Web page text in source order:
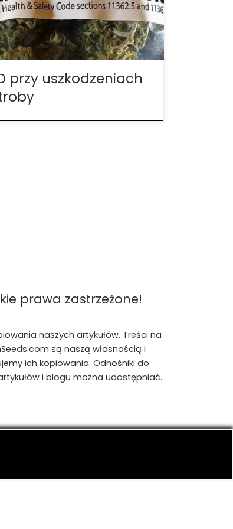
może się zmieniać, wiele osób
tego powodu, lub z powodu
z […]
przy uszkodzeniach
prawa zastrzeżone!
naszych artykułów. Treści na
są naszą własnością i
ich kopiowania. Odnośniki do
i blogu można udostępniać.
indyjskich, CBD, RSO, THC.